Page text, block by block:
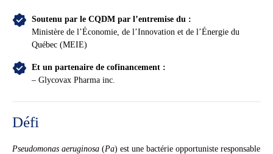
Soutenu par le CQDM par l’entremise du :
Ministère de l’Économie, de l’Innovation et de l’Énergie du
Québec (MEIE)
Et un partenaire de cofinancement :
– Glycovax Pharma inc.
Défi
Pseudomonas aeruginosa (Pa) est une bactérie opportuniste responsable